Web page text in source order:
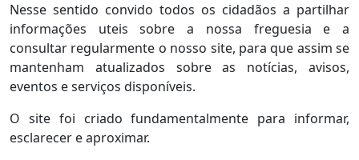
Nesse sentido convido todos os cidadãos a partilhar
informações uteis sobre a nossa freguesia e a
consultar regularmente o nosso site, para que assim se
mantenham atualizados sobre as notícias, avisos,
eventos e serviços disponíveis.
O site foi criado fundamentalmente para informar,
esclarecer e aproximar.